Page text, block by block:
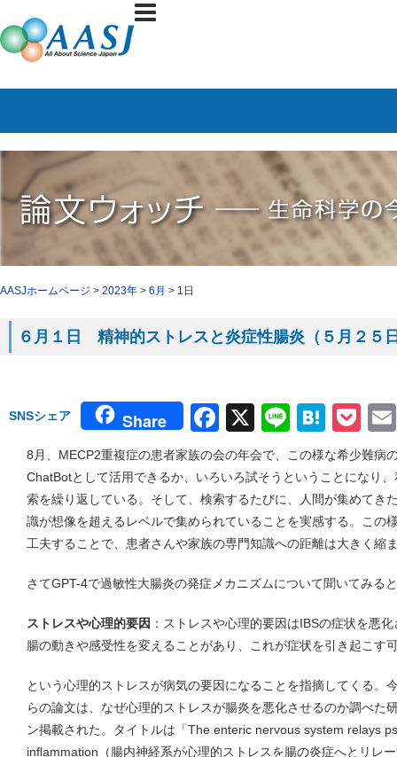
AASJホームページ > 2023年 > 6月 > 1日
６月１日 精神的ストレスと炎症性腸炎（５月２５
SNSシェア Share Facebook
X Line
8月、MECP2重複症の患者家族の会の年会で、この様な希少難病
ChatBotとして活用できるか、いろいろ試そうということになり
索を繰り返している。そして、検索するたびに、人間が集めてき
識が想像を超えるレベルで集められていることを実感する。この
工夫することで、患者さんや家族の専門知識への距離は大きく縮
さてGPT-4で過敏性大腸炎の発症メカニズムについて聞いてみる
ストレスや心理的要因 ：ストレスや心理的要因はIBSの症状を悪
腸の動きや感受性を変えることがあり、これが症状を引き起こす
という心理的ストレスが病気の要因になることを指摘してくる。
らの論文は、なぜ心理的ストレスが腸炎を悪化させるのか調べた
ン掲載された。タイトルは「The enteric nervous system relays
inﬂammation（腸内神経系が心理的ストレスを腸の炎症へとリレ